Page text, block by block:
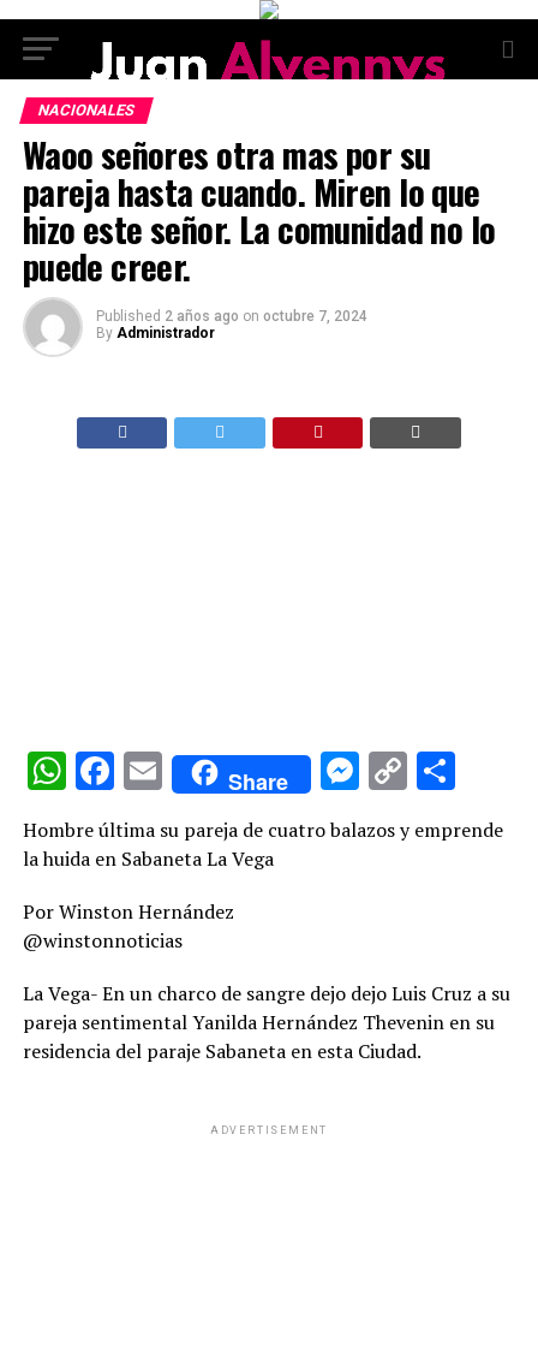
NACIONALES
Waoo señores otra mas por su
pareja hasta cuando. Miren lo que
hizo este señor. La comunidad no lo
puede creer.
Published 2 años ago on octubre 7, 2024
By Administrador
WhatsApp
Facebook
EmailShare
Copy
Hombre última su pareja de cuatro balazos y emprende
la huida en Sabaneta La Vega
Por Winston Hernández
@winstonnoticias
La Vega- En un charco de sangre dejo dejo Luis Cruz a su
pareja sentimental Yanilda Hernández Thevenin en su
residencia del paraje Sabaneta en esta Ciudad.
ADVERTISEMENT